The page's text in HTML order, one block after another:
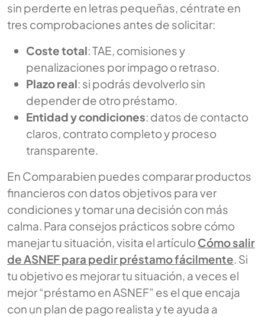
sin perderte en letras pequeñas, céntrate en
tres comprobaciones antes de solicitar:
Coste total: TAE, comisiones y
penalizaciones por impago o retraso.
Plazo real: si podrás devolverlo sin
depender de otro préstamo.
Entidad y condiciones: datos de contacto
claros, contrato completo y proceso
transparente.
En Comparabien puedes comparar productos
financieros con datos objetivos para ver
condiciones y tomar una decisión con más
calma. Para consejos prácticos sobre cómo
manejar tu situación, visita el artículoCómo salir
de ASNEF para pedir préstamo fácilmente. Si
tu objetivo es mejorar tu situación, a veces el
mejor “préstamo en ASNEF” es el que encaja
con un plan de pago realista y te ayuda a